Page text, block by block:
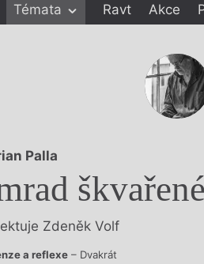
Témata Ravt Akce
Palla
Zdeněk Volf
a reflexe – Dvakrát